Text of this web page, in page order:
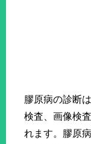
膠原病の診断
検査、画像検
れます。膠原